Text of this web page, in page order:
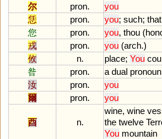
尔
pron.
you
恁
pron. you; such; that
您
pron. you, thou (
戎
pron. you (arch.)
攸
n. place; You
昝
pron. a dual pronoun
汝
pron.
you
爾
pron. you
酉 n.
wine, wine
the twelve
You mountain